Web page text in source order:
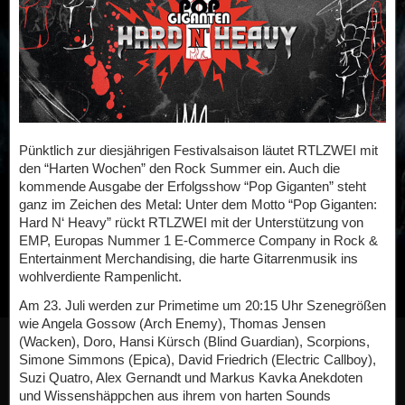
Pünktlich zur diesjährigen Festivalsaison läutet RTLZWEI mit
den “Harten Wochen” den Rock Summer ein. Auch die
kommende Ausgabe der Erfolgsshow “Pop Giganten” steht
ganz im Zeichen des Metal: Unter dem Motto “Pop Giganten:
Hard N‘ Heavy” rückt RTLZWEI mit der Unterstützung von
EMP, Europas Nummer 1 E-Commerce Company in Rock &
Entertainment Merchandising, die harte Gitarrenmusik ins
wohlverdiente Rampenlicht.
Am 23. Juli werden zur Primetime um 20:15 Uhr Szenegrößen
wie Angela Gossow (Arch Enemy), Thomas Jensen
(Wacken), Doro, Hansi Kürsch (Blind Guardian), Scorpions,
Simone Simmons (Epica), David Friedrich (Electric Callboy),
Suzi Quatro, Alex Gernandt und Markus Kavka Anekdoten
und Wissenshäppchen aus ihrem von harten Sounds